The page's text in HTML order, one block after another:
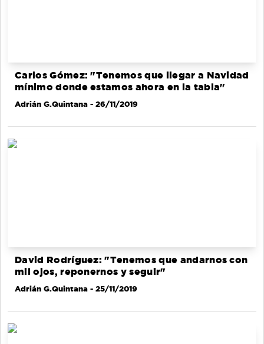
Carlos Gómez: "Tenemos que llegar a Navidad
mínimo donde estamos ahora en la tabla"
Adrián G.Quintana - 26/11/2019
David Rodríguez: "Tenemos que andarnos con
mil ojos, reponernos y seguir"
Adrián G.Quintana - 25/11/2019